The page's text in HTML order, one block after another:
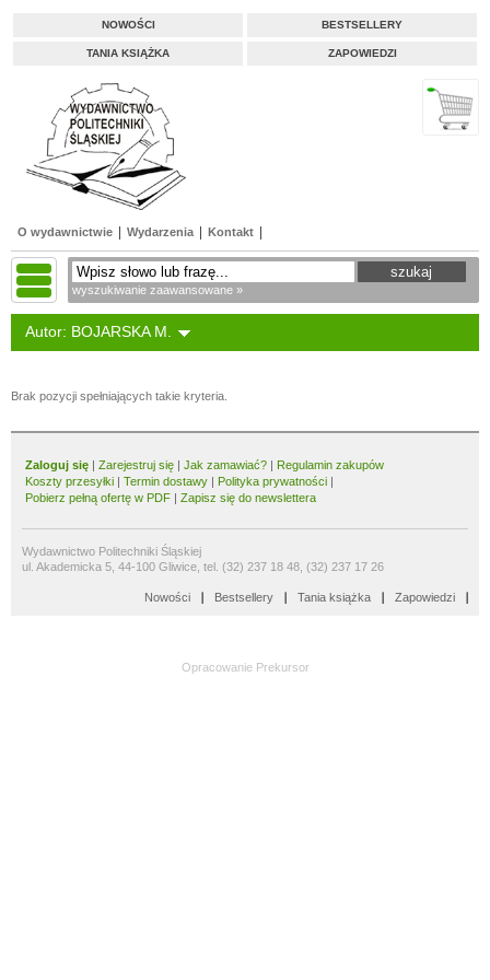
NOWOŚCI BESTSELLERY
TANIA KSIĄŻKA ZAPOWIEDZI
O wydawnictwie Wydarzenia Kontakt
wyszukiwanie zaawansowane »
Autor: BOJARSKA M.
Brak pozycji spełniających takie kryteria.
Zaloguj się | Zarejestruj się | Jak zamawiać? | Regulamin zakupów
Koszty przesyłki | Termin dostawy | Polityka prywatności |
Pobierz pełną ofertę w PDF | Zapisz się do newslettera
Wydawnictwo Politechniki Śląskiej
ul. Akademicka 5, 44-100 Gliwice, tel. (32) 237 18 48, (32) 237 17 26
Nowości Bestsellery Tania książka Zapowiedzi
Opracowanie Prekursor